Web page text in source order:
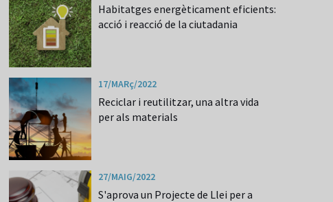
Habitatges energèticament eficients:
acció i reacció de la ciutadania
17/MARç/2022
Reciclar i reutilitzar, una altra vida
per als materials
27/MAIG/2022
S'aprova un Projecte de Llei per a